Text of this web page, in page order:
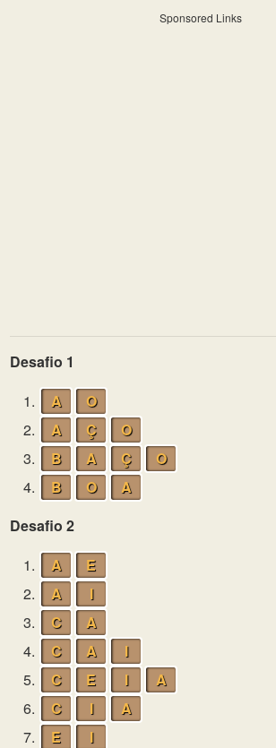
Sponsored Links
Desafio 1
1.
A
O
2.
A Ç
O
3.
B A Ç
O
4.
B O
A
Desafio 2
1.
A
E
2.
A
I
3.
C
A
4.
C A
I
5.
C E I
A
6.
C I
A
7.
E
I